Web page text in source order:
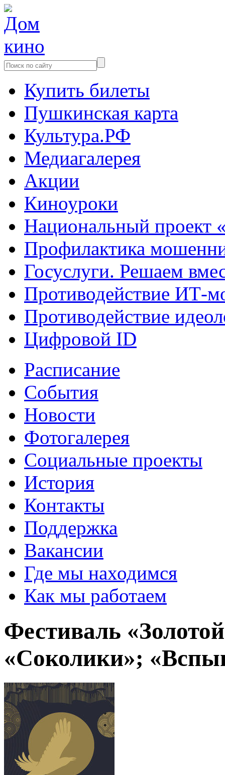
Купить билеты
Пушкинская карта
Культура.РФ
Медиагалерея
Акции
Киноуроки
Национальный проект
Профилактика
Госуслуги. Решаем
Противодействие ИТ-
Противодействие
Цифровой ID
Расписание
События
Новости
Фотогалерея
Социальные проекты
История
Контакты
Поддержка
Вакансии
Где мы находимся
Как мы работаем
Фестиваль
«Соколики»;